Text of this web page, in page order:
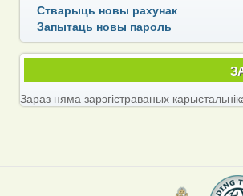
Стварыць новы рахунак
Запытаць новы пароль
Зараз няма зарэгістраваных